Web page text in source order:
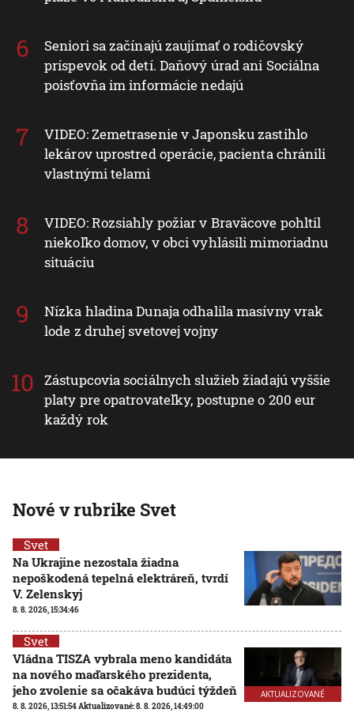
Seniori sa začínajú zaujímať o rodičovský
príspevok od detí. Daňový úrad ani Sociálna
poisťovňa im informácie nedajú
VIDEO: Zemetrasenie v Japonsku zastihlo
lekárov uprostred operácie, pacienta chránili
vlastnými telami
VIDEO: Rozsiahly požiar v Braväcove pohltil
niekoľko domov, v obci vyhlásili mimoriadnu
situáciu
Nízka hladina Dunaja odhalila masívny vrak
lode z druhej svetovej vojny
Zástupcovia sociálnych služieb žiadajú vyššie
platy pre opatrovateľky, postupne o 200 eur
každý rok
Nové v rubrike Svet
Svet
Na Ukrajine nezostala žiadna
nepoškodená tepelná elektráreň, tvrdí
V. Zelenskyj
8. 8. 2026, 15:34:46
AKTUALIZOVANÉ
Svet
Vládna TISZA vybrala meno kandidáta
na nového maďarského prezidenta,
jeho zvolenie sa očakáva budúci týždeň
8. 8. 2026, 13:51:54Aktualizované:8. 8. 2026, 14:49:00